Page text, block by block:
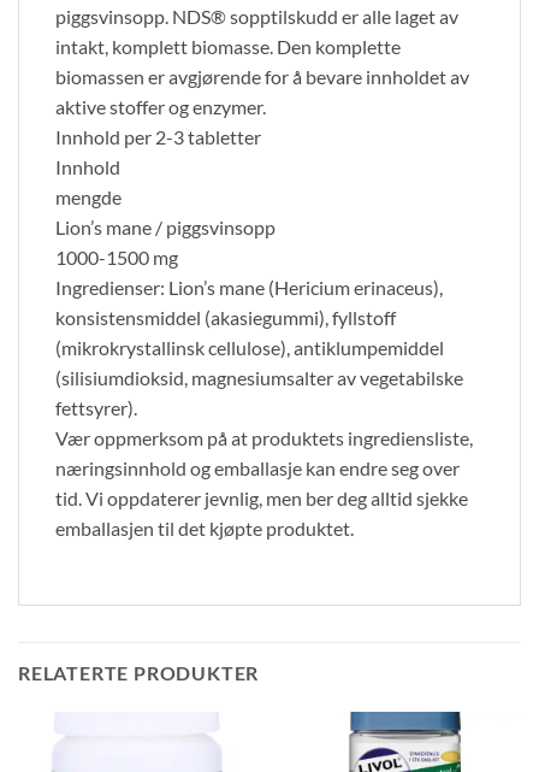
piggsvinsopp. NDS® sopptilskudd er alle laget av
intakt, komplett biomasse. Den komplette
biomassen er avgjørende for å bevare innholdet av
aktive stoffer og enzymer.
Innhold per 2-3 tabletter
Innhold
mengde
Lion’s mane / piggsvinsopp
1000-1500 mg
Ingredienser: Lion’s mane (Hericium erinaceus),
konsistensmiddel (akasiegummi), fyllstoff
(mikrokrystallinsk cellulose), antiklumpemiddel
(silisiumdioksid, magnesiumsalter av vegetabilske
fettsyrer).
Vær oppmerksom på at produktets ingrediensliste,
næringsinnhold og emballasje kan endre seg over
tid. Vi oppdaterer jevnlig, men ber deg alltid sjekke
emballasjen til det kjøpte produktet.
RELATERTE PRODUKTER